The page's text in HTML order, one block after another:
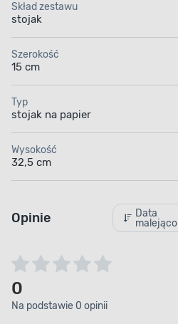
Skład zestawu
stojak
Szerokość
15 cm
Typ
stojak na papier
Wysokość
32,5 cm
Opinie
Data
malejąco
0
Na podstawie 0 opinii